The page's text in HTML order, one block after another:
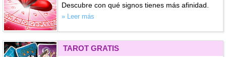
Descubre con qué signos tienes más afinidad.
» Leer más
TAROT GRATIS